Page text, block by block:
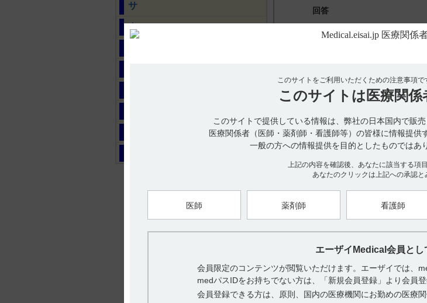
サ
タ
このサイトをご利用いただくための注意事項で
このサイトは 医療関係
このサイトで提供している情報は、弊社の日本国内で販
医療関係者（医師・薬剤師・看護師等）の皆様に情報提供
一般の方への情報提供を目的としたものではあ
上記の内容を確認後、あなたに該当する項
あなたのクリックは上記への承認と
医師 薬剤師 看護師
エーザイMedical会員とし
会員限定のコンテンツが閲覧いただけます。エーザイでは、
medパスIDをお持ちでない方は、「新規会員登録」より会員登
会員登録できる方は、原則、国内の医療機関にお勤めの医療
回答
国際共同第Ⅲ相プラセボ対照比較試験［
【関連情報】
■国際共同第III相プラセボ対照比較試験
本試験における安全性
■投与第1期
主な副作用は、プラセボ群では頭痛3.4%
デエビゴ5mg群では傾眠8.6%（27/314例
眠12.7%（40/314例）、頭痛3.8%（12/
投与中止に至った有害事象は、プラセボ
は、プラセボ群では頭痛、傾眠が各2例
眠症、脱毛症、蕁麻疹が各1例、デエビ
態低下、転倒、下肢骨折、心電図PR延長
症、悪夢が各1例、10mg群では傾眠9例、